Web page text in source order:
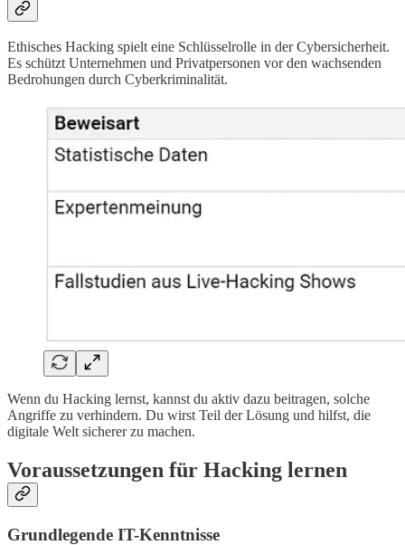
Ethisches Hacking spielt eine Schlüsselrolle in der Cybersicherheit.
Es schützt Unternehmen und Privatpersonen vor den wachsenden
Bedrohungen durch Cyberkriminalität.
Wenn du Hacking lernst, kannst du aktiv dazu beitragen, solche
Angriffe zu verhindern. Du wirst Teil der Lösung und hilfst, die
digitale Welt sicherer zu machen.
Voraussetzungen für Hacking lernen
Grundlegende IT-Kenntnisse